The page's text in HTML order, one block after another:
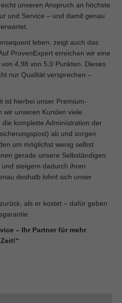
unseren Anspruch an höchste
und Service – und damit genau
leben, zeigt auch das
ProvenExpert erreichen wir eine
4,98 von 5,0 Punkten. Dieses
nur Qualität versprechen –
ist hierbei unser Premium-
wir unseren Kunden viele
komplette Administration der
ab und sorgen
um möglichst wenig selbst
gerade unsere Selbständigen
steigern dadurch ihren
deshalb lohnt sich unser
als er kostet – dafür geben
– Ihr Partner für mehr